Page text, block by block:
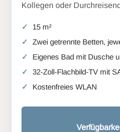
Kollegen oder
15 m²
Zwei getrennte Betten,
Eigenes Bad mit Dusche
32-Zoll-Flachbild-TV mit
Kostenfreies WLAN